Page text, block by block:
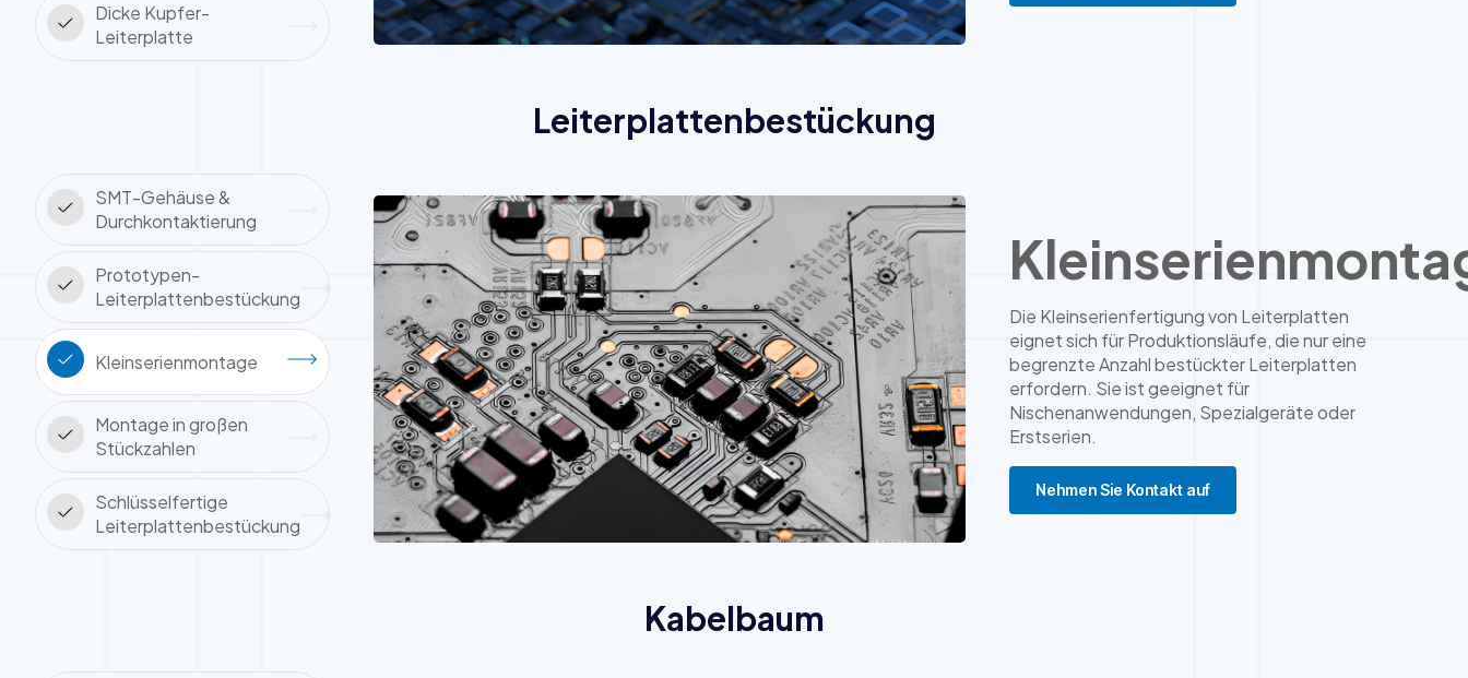
Dicke Kupfer-
Leiterplatte
Leiterplattenbestückung
SMT-Gehäuse &
Durchkontaktierung
Prototypen-
Leiterplattenbestückung
Kleinserienmontage
Montage in großen
Stückzahlen
Schlüsselfertige
Leiterplattenbestückung
Die Kleinserienfertigung von Leiterplatten
eignet sich für Produktionsläufe, die nur eine
begrenzte Anzahl bestückter Leiterplatten
erfordern. Sie ist geeignet für
Nischenanwendungen, Spezialgeräte oder
Erstserien.
Nehmen Sie Kontakt auf
Kabelbaum